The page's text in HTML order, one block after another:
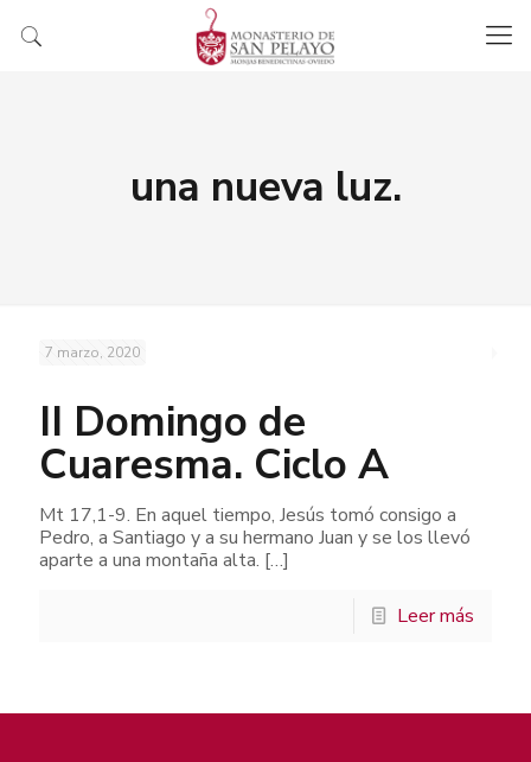
una nueva luz.
7 marzo, 2020
II Domingo de
Cuaresma. Ciclo A
Mt 17,1-9. En aquel tiempo, Jesús tomó consigo a
Pedro, a Santiago y a su hermano Juan y se los llevó
aparte a una montaña alta. […]
Leer más